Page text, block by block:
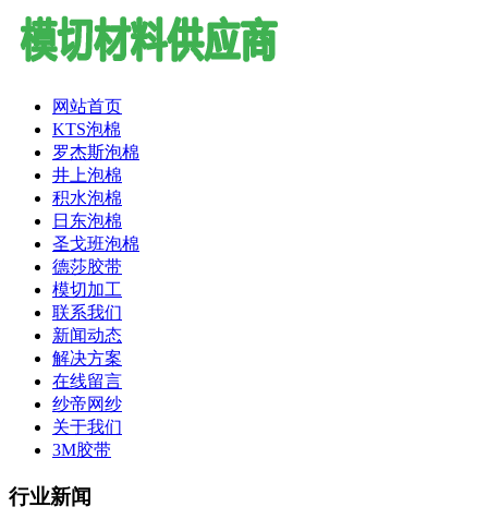
网站首页
KTS泡棉
罗杰斯泡棉
井上泡棉
积水泡棉
日东泡棉
圣戈班泡棉
德莎胶带
模切加工
联系我们
新闻动态
解决方案
在线留言
纱帝网纱
关于我们
3M胶带
行业新闻